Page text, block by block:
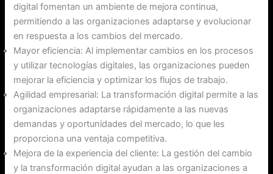
digital fomentan un ambiente de mejora continua,
permitiendo a las organizaciones adaptarse y evolucionar
en respuesta a los cambios del mercado.
Mayor eficiencia: Al implementar cambios en los procesos
y utilizar tecnologías digitales, las organizaciones pueden
mejorar la eficiencia y optimizar los flujos de trabajo.
Agilidad empresarial: La transformación digital permite a las
organizaciones adaptarse rápidamente a las nuevas
demandas y oportunidades del mercado, lo que les
proporciona una ventaja competitiva.
Mejora de la experiencia del cliente: La gestión del cambio
y la transformación digital ayudan a las organizaciones a